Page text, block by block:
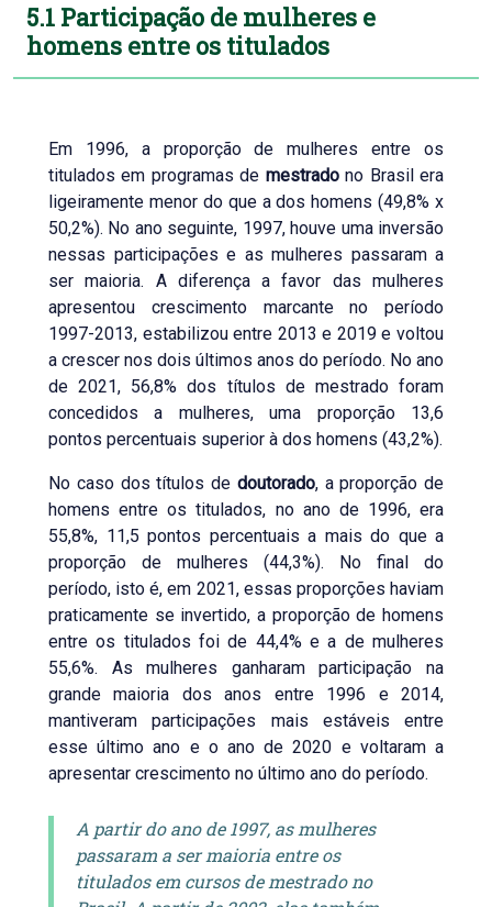
5.1 Participação de mulheres e
homens entre os titulados
Em 1996, a proporção de mulheres entre os
titulados em programas de mestradono Brasil era
ligeiramente menor do que a dos homens (49,8% x
50,2%). No ano seguinte, 1997, houve uma inversão
nessas participações e as mulheres passaram a
ser maioria. A diferença a favor das mulheres
apresentou crescimento marcante no período
1997-2013, estabilizou entre 2013 e 2019 e voltou
a crescer nos dois últimos anos do período. No ano
de 2021, 56,8% dos títulos de mestrado foram
concedidos a mulheres, uma proporção 13,6
pontos percentuais superior à dos homens (43,2%).
No caso dos títulos de doutorado, a proporção de
homens entre os titulados, no ano de 1996, era
55,8%, 11,5 pontos percentuais a mais do que a
proporção de mulheres (44,3%). No final do
período, isto é, em 2021, essas proporções haviam
praticamente se invertido, a proporção de homens
entre os titulados foi de 44,4% e a de mulheres
55,6%. As mulheres ganharam participação na
grande maioria dos anos entre 1996 e 2014,
mantiveram participações mais estáveis entre
esse último ano e o ano de 2020 e voltaram a
apresentar crescimento no último ano do período.
A partir do ano de 1997, as mulheres
passaram a ser maioria entre os
titulados em cursos de mestrado no